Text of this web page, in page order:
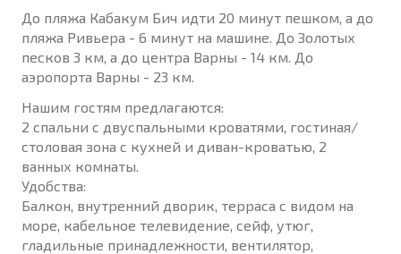
До пляжа Кабакум Бич идти 20 минут пешком, а до
пляжа Ривьера - 6 минут на машине. До Золотых
песков 3 км, а до центра Варны - 14 км. До
аэропорта Варны - 23 км.
Нашим гостям предлагаются:
2 спальни с двуспальными кроватями, гостиная/
столовая зона с кухней и диван-кроватью, 2
ванных комнаты.
Удобства:
Балкон, внутренний дворик, терраса с видом на
море, кабельное телевидение, сейф, утюг,
гладильные принадлежности, вентилятор,